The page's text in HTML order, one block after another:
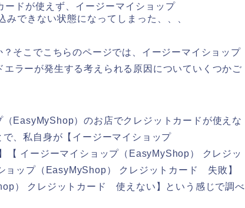
ドが使えず、イージーマイショップ
みできない状態になってしまった、、、
そこでこちらのページでは、イージーマイショップ
エラーが発生する考えられる原因についていくつかご
EasyMyShop）のお店でクレジットカードが使えな
、私自身が【イージーマイショップ
【 イージーマイショップ（EasyMyShop） クレジッ
ョップ（EasyMyShop） クレジットカード 失敗】
） クレジットカード 使えない】という感じで調べ